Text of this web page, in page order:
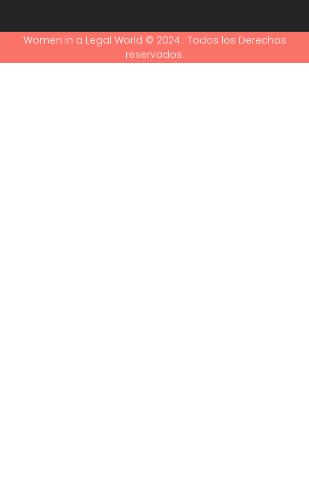
Women in a Legal World © 2024 . Todos los Derechos
reservados.